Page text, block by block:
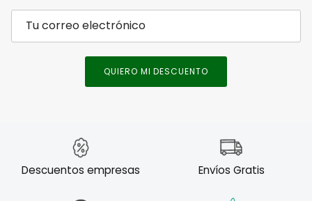
QUIERO MI DESCUENTO
Descuentos empresas Envíos Gratis